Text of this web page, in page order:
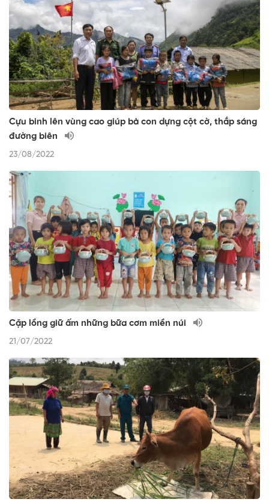
Cựu binh lên vùng cao giúp bà con dựng cột cờ, thắp sáng
đường biên
23/08/2022
Cặp lồng giữ ấm những bữa cơm miền núi
21/07/2022